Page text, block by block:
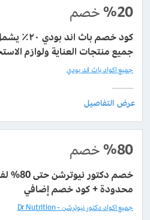
%20خصم
كود خصم باث اند بودي
جميع منتجات العناية ولوازم
جميع اكواد باث اند بودي
%80خصم
خصم دكتور
محدودة + كود خصم إضافي
جميع اكواد دكتور نيوترشن - Dr Nutrition